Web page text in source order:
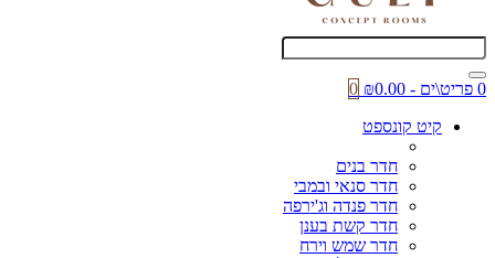
0 פריט\ים - ₪0.00
0
קיט קונספט
חדר בנים
חדר סנאי ובמבי
חדר פנדה וג'ירפה
חדר קשת בענן
חדר שמש וירח